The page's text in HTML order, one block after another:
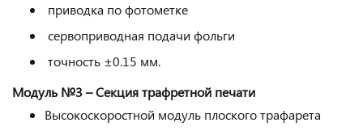
приводка по фотометке
сервоприводная подачи фольги
точность ±0.15 мм.
Модуль №3 – Секция трафретной печати
Высокоскоростной модуль плоского трафарета